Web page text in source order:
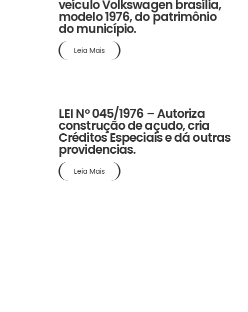
veículo Volkswagen brasília,
modelo 1976, do patrimônio
do município.
Leia Mais
LEI Nº 045/1976 – Autoriza
construção de açudo, cria
Créditos Especiais e dá outras
providencias.
Leia Mais